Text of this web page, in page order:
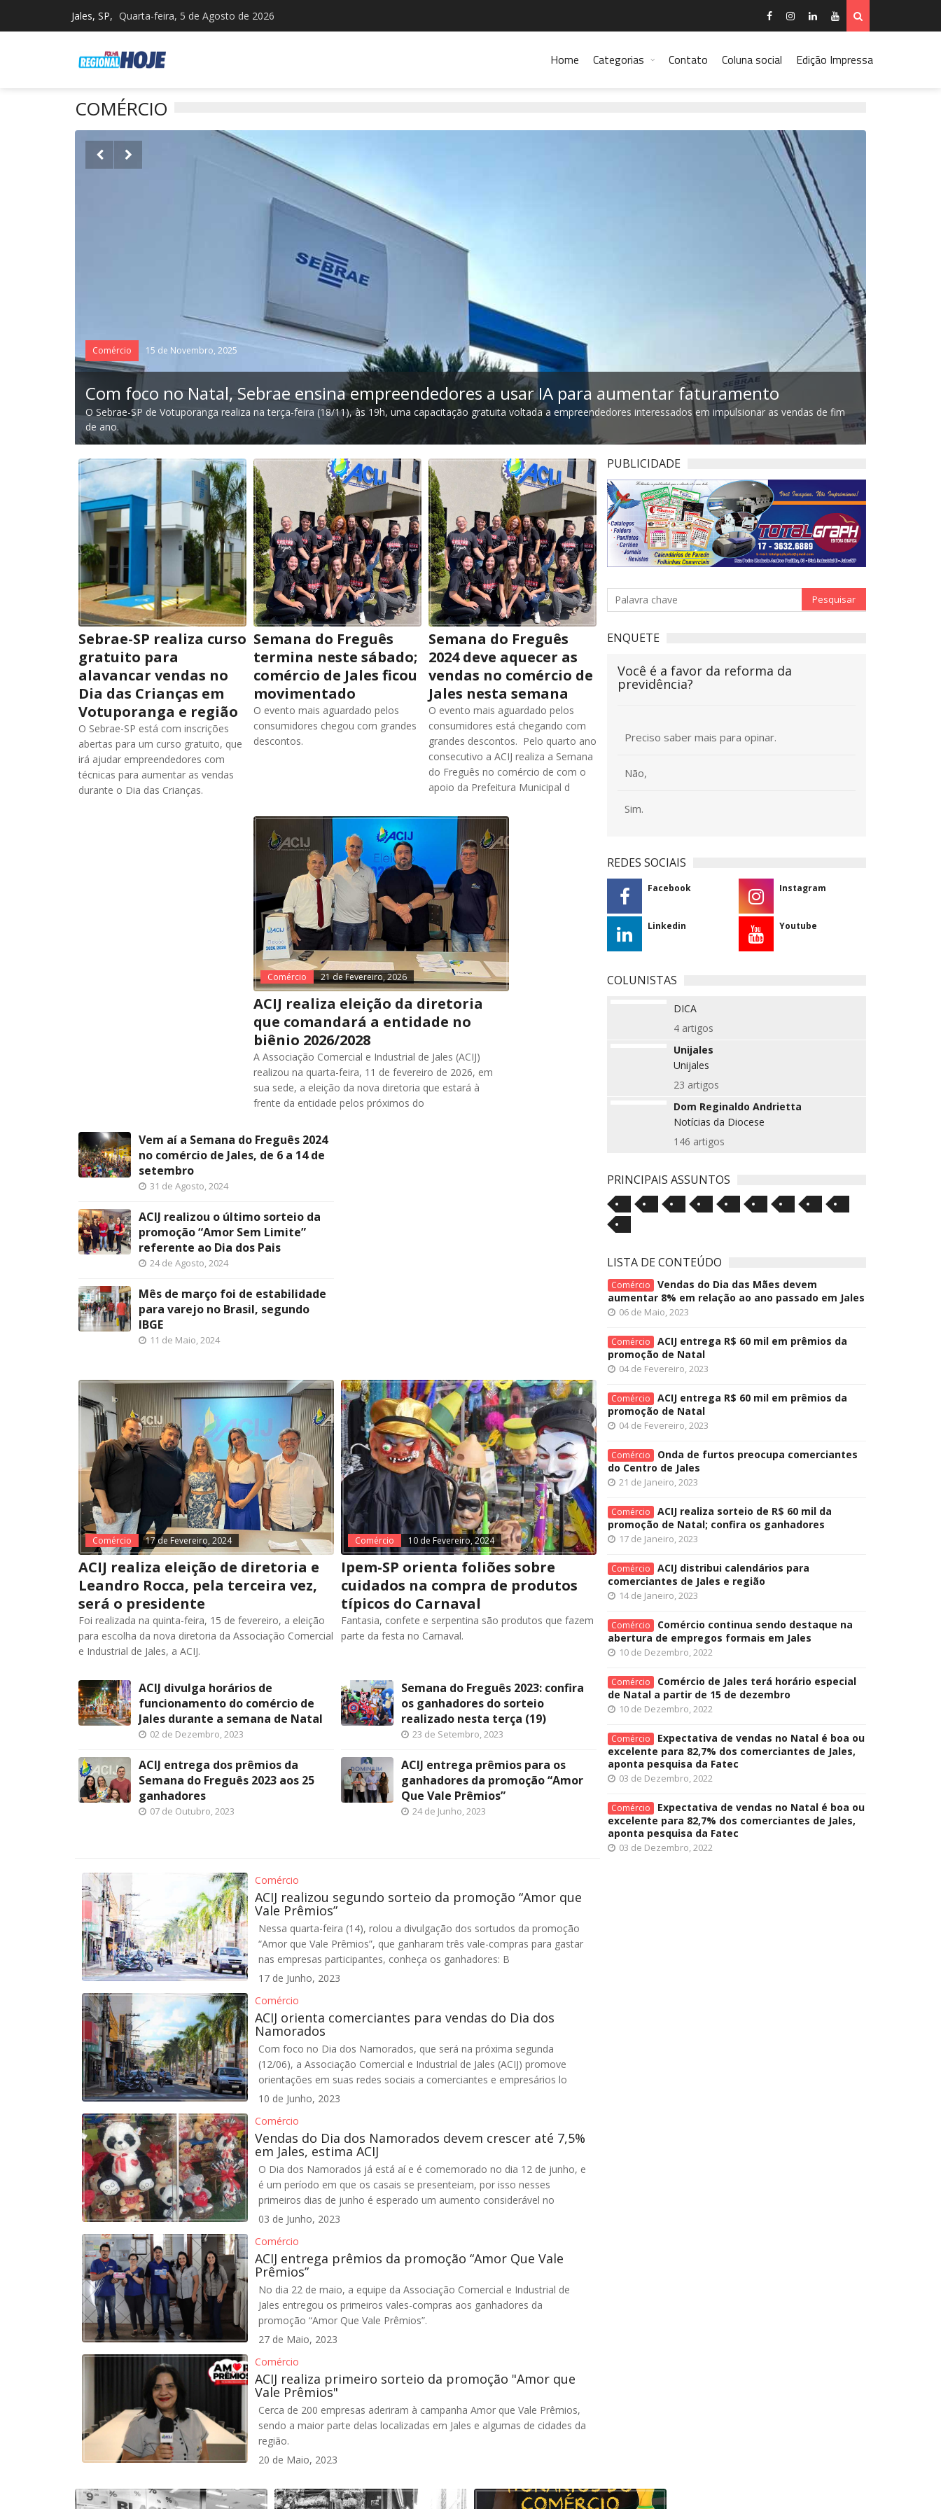
Jales, SP, Quarta-feira, 5 de Agosto de 2026
Home Categorias Contato Coluna social Edição Impressa
COMÉRCIO
Comércio 15 de Novembro, 2025
Com foco no Natal, Sebrae ensina empreendedores a usar IA para aumentar faturamento
O Sebrae-SP de Votuporanga realiza na terça-feira (18/11), às 19h, uma capacitação gratuita voltada a empreendedores interessados em impulsionar as vendas de fim
de ano.
 
Sebrae-SP realiza curso
gratuito para
alavancar vendas no
Dia das Crianças em
Votuporanga e região
O Sebrae-SP está com inscrições
abertas para um curso gratuito, que
irá ajudar empreendedores com
técnicas para aumentar as vendas
durante o Dia das Crianças.
Semana do Freguês
termina neste sábado;
comércio de Jales ficou
movimentado
O evento mais aguardado pelos
consumidores chegou com grandes
descontos.
Semana do Freguês
2024 deve aquecer as
vendas no comércio de
Jales nesta semana
O evento mais aguardado pelos
consumidores está chegando com
grandes descontos. Pelo quarto ano
consecutivo a ACIJ realiza a Semana
do Freguês no comércio de com o
apoio da Prefeitura Municipal d
Comércio 21 de Fevereiro, 2026
ACIJ realiza eleição da diretoria
que comandará a entidade no
biênio 2026/2028
A Associação Comercial e Industrial de Jales (ACIJ)
realizou na quarta-feira, 11 de fevereiro de 2026, em
sua sede, a eleição da nova diretoria que estará à
frente da entidade pelos próximos do
Vem aí a Semana do Freguês 2024
no comércio de Jales, de 6 a 14 de
setembro
31 de Agosto, 2024
ACIJ realizou o último sorteio da
promoção “Amor Sem Limite”
referente ao Dia dos Pais
24 de Agosto, 2024
Mês de março foi de estabilidade
para varejo no Brasil, segundo
IBGE
11 de Maio, 2024
Comércio 17 de Fevereiro, 2024
ACIJ realiza eleição de diretoria e
Leandro Rocca, pela terceira vez,
será o presidente
Foi realizada na quinta-feira, 15 de fevereiro, a eleição
para escolha da nova diretoria da Associação Comercial
e Industrial de Jales, a ACIJ.
Comércio 10 de Fevereiro, 2024
Ipem-SP orienta foliões sobre
cuidados na compra de produtos
típicos do Carnaval
Fantasia, confete e serpentina são produtos que fazem
parte da festa no Carnaval.
ACIJ divulga horários de
funcionamento do comércio de
Jales durante a semana de Natal
02 de Dezembro, 2023
ACIJ entrega dos prêmios da
Semana do Freguês 2023 aos 25
ganhadores
07 de Outubro, 2023
Semana do Freguês 2023: confira
os ganhadores do sorteio
realizado nesta terça (19)
23 de Setembro, 2023
ACIJ entrega prêmios para os
ganhadores da promoção “Amor
Que Vale Prêmios”
24 de Junho, 2023
Comércio
ACIJ realizou segundo sorteio da promoção “Amor que
Vale Prêmios”
Nessa quarta-feira (14), rolou a divulgação dos sortudos da promoção
“Amor que Vale Prêmios”, que ganharam três vale-compras para gastar
nas empresas participantes, conheça os ganhadores: B
17 de Junho, 2023
Comércio
ACIJ orienta comerciantes para vendas do Dia dos
Namorados
Com foco no Dia dos Namorados, que será na próxima segunda
(12/06), a Associação Comercial e Industrial de Jales (ACIJ) promove
orientações em suas redes sociais a comerciantes e empresários lo
10 de Junho, 2023
Comércio
Vendas do Dia dos Namorados devem crescer até 7,5%
em Jales, estima ACIJ
O Dia dos Namorados já está aí e é comemorado no dia 12 de junho, e
é um período em que os casais se presenteiam, por isso nesses
primeiros dias de junho é esperado um aumento considerável no
03 de Junho, 2023
Comércio
ACIJ entrega prêmios da promoção “Amor Que Vale
Prêmios”
No dia 22 de maio, a equipe da Associação Comercial e Industrial de
Jales entregou os primeiros vales-compras aos ganhadores da
promoção “Amor Que Vale Prêmios”.
27 de Maio, 2023
Comércio
ACIJ realiza primeiro sorteio da promoção "Amor que
Vale Prêmios"
Cerca de 200 empresas aderiram à campanha Amor que Vale Prêmios,
sendo a maior parte delas localizadas em Jales e algumas de cidades da
região.
20 de Maio, 2023
PUBLICIDADE
ENQUETE
Você é a favor da reforma da
previdência?
Preciso saber mais para opinar.
Não,
Sim.
REDES SOCIAIS
Facebook Instagram
Linkedin Youtube
COLUNISTAS
DICA
4 artigos
Unijales
Unijales
23 artigos
Dom Reginaldo Andrietta
Notícias da Diocese
146 artigos
PRINCIPAIS ASSUNTOS
LISTA DE CONTEÚDO
Comércio
Vendas do Dia das Mães devem
aumentar 8% em relação ao ano passado em Jales
06 de Maio, 2023
Comércio
ACIJ entrega R$ 60 mil em prêmios da
promoção de Natal
04 de Fevereiro, 2023
Comércio
ACIJ entrega R$ 60 mil em prêmios da
promoção de Natal
04 de Fevereiro, 2023
Comércio
Onda de furtos preocupa comerciantes
do Centro de Jales
21 de Janeiro, 2023
Comércio
ACIJ realiza sorteio de R$ 60 mil da
promoção de Natal; confira os ganhadores
17 de Janeiro, 2023
Comércio
ACIJ distribui calendários para
comerciantes de Jales e região
14 de Janeiro, 2023
Comércio
Comércio continua sendo destaque na
abertura de empregos formais em Jales
10 de Dezembro, 2022
Comércio
Comércio de Jales terá horário especial
de Natal a partir de 15 de dezembro
10 de Dezembro, 2022
Comércio
Expectativa de vendas no Natal é boa ou
excelente para 82,7% dos comerciantes de Jales,
aponta pesquisa da Fatec
03 de Dezembro, 2022
Comércio
Expectativa de vendas no Natal é boa ou
excelente para 82,7% dos comerciantes de Jales,
aponta pesquisa da Fatec
03 de Dezembro, 2022